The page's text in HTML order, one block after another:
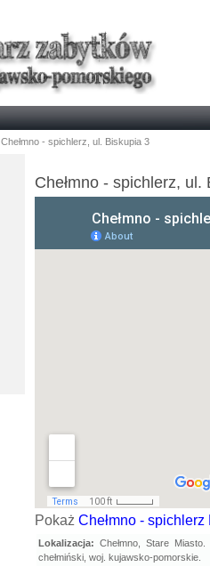
Chełmno - spichlerz, ul. Biskupia 3
Chełmno - spichlerz, ul.
Pokaż Chełmno -
Lokalizacja:Chełmno, Stare
chełmiński, woj. kujawsko-pomorskie.